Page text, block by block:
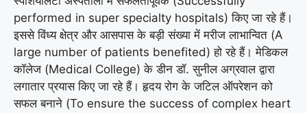
performed in super specialty hospitals) किए जा रहे हैं।
इससे विंध्य क्षेत्र और आसपास के बड़ी संख्या में मरीज लाभान्वित (A
large number of patients benefited) हो रहे हैं। मेडिकल
कॉलेज (Medical College) के डीन डॉ. सुनील अग्रवाल द्वारा
लगातार प्रयास किए जा रहे हैं। हृदय रोग के जटिल ऑपरेशन को
सफल बनाने (To ensure the success of complex heart